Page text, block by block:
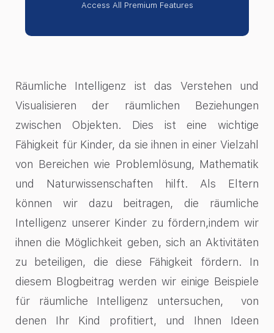
Access All Premium Features
Räumliche Intelligenz ist das Verstehen und
Visualisieren der räumlichen Beziehungen
zwischen Objekten. Dies ist eine wichtige
Fähigkeit für Kinder, da sie ihnen in einer Vielzahl
von Bereichen wie Problemlösung, Mathematik
und Naturwissenschaften hilft. Als Eltern
können wir dazu beitragen, die räumliche
Intelligenz unserer Kinder zu fördern,indem wir
ihnen die Möglichkeit geben, sich an Aktivitäten
zu beteiligen, die diese Fähigkeit fördern. In
diesem Blogbeitrag werden wir einige Beispiele
für räumliche Intelligenz untersuchen, von
denen Ihr Kind profitiert, und Ihnen Ideen